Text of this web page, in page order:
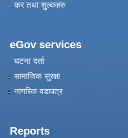
कर तथा शुल्कहरु
eGov services
घटना दर्ता
सामाजिक सुरक्षा
नागरिक वडापत्र
Reports